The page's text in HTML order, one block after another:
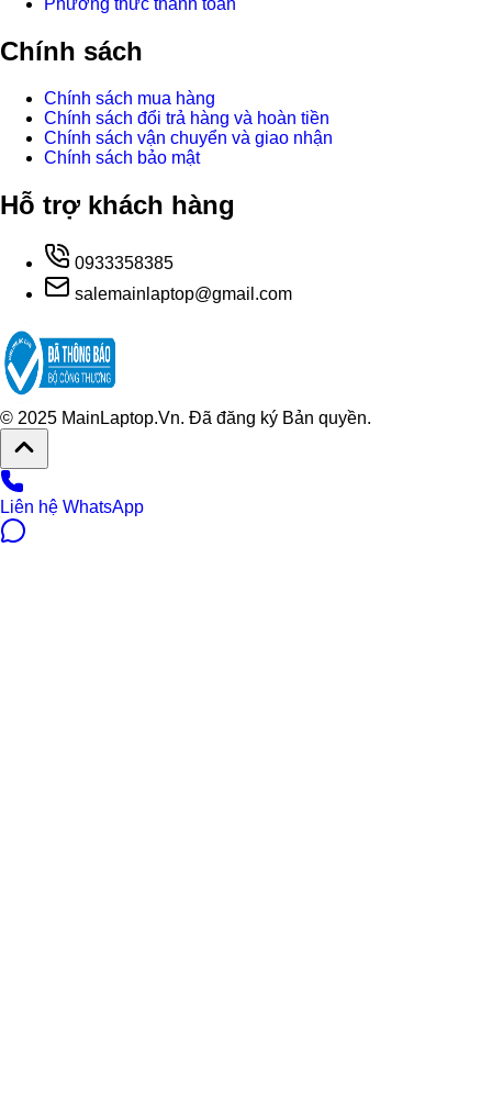
Phương thức thanh toán
Chính sách
Chính sách mua hàng
Chính sách đổi trả hàng và hoàn tiền
Chính sách vận chuyển và giao nhận
Chính sách bảo mật
Hỗ trợ khách hàng
0933358385
salemainlaptop@gmail.com
© 2025 MainLaptop.Vn. Đã đăng ký Bản quyền.
Liên hệ WhatsApp